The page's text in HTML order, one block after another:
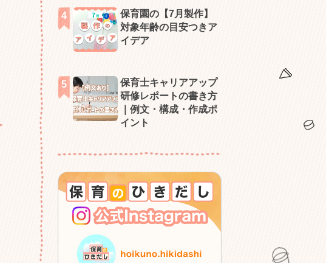
保育園の【7月製作】
対象年齢の目安つきア
イデア
保育士キャリアアップ
研修レポートの書き方
｜例文・構成・作成ポ
イント